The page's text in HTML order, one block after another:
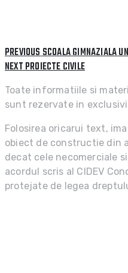
Post
navigation
PREVIOUSPREVIOUS
POST:
SCOALA GIMNAZIALA
NEXTNEXT
POST:
PROIECTE CIVILE
Toate informatiile si
sunt rezervate in
Folosirea oricarui text,
obiect de constructie din
decat cele necomerciale
acordul scris al CIDEV
protejate de legea